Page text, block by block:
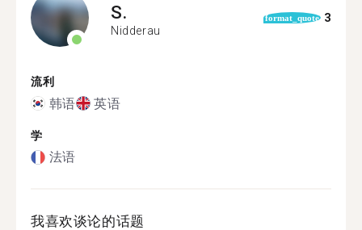
S.
Nidderau
format_quote 3
流利
韩语 英语
学
法语
我喜欢谈论的话题